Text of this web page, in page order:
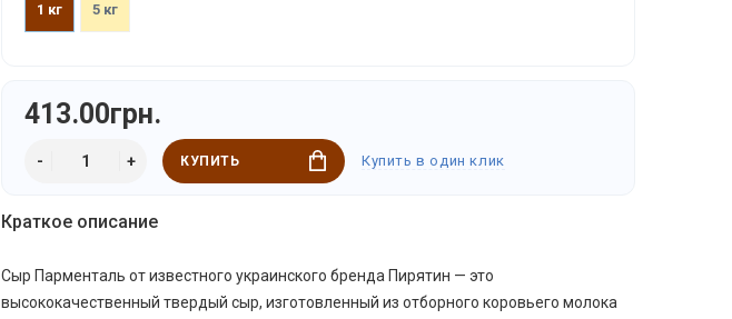
1 кг 5 кг
413.00грн.
КУПИТЬ Купить в один клик
Краткое описание
Сыр Парменталь от известного украинского бренда Пирятин — это
высококачественный твердый сыр, изготовленный из отборного коровьего молока